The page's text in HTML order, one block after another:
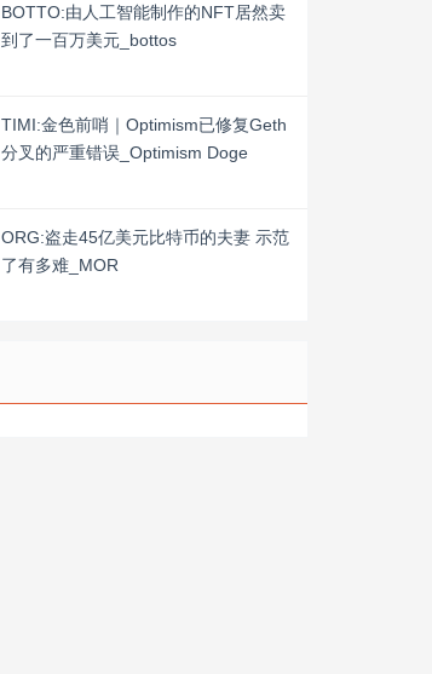
BOTTO:由人工智能制作的NFT居然卖
到了一百万美元_bottos
TIMI:金色前哨｜Optimism已修复Geth
分叉的严重错误_Optimism Doge
ORG:盗走45亿美元比特币的夫妻 示范
了有多难_MOR